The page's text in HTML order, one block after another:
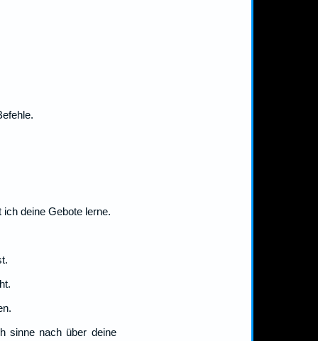
deine Gebote lerne.
sinne nach über deine